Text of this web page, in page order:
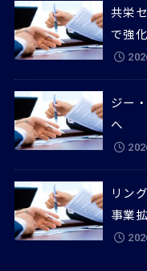
共栄
で強化
ジー
へ
リン
事業